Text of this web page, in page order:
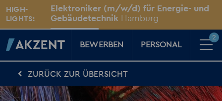
HIGH-
LIGHTS:
Elektroniker (m/w/d) für Energie- und
Gebäudetechnik Hamburg
Für Kandidaten
Karriere-Kompass
News, Tipps & Tricks rund um deinen Traumjob
Für Sie vor Ort
BEWERBEN PERSONAL
2
ZURÜCK ZUR ÜBERSICHT